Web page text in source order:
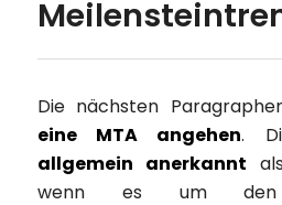
Die nächsten
eine MTA angehen.
allgemein anerkannt
wenn es um den